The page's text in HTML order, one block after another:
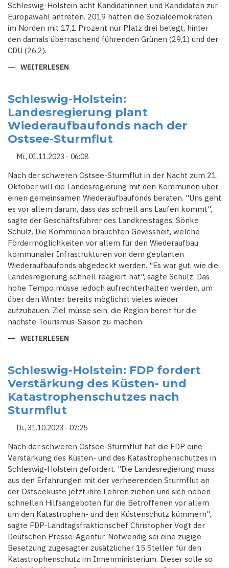
Schleswig-Holstein acht Kandidatinnen und Kandidaten zur
Europawahl antreten. 2019 hatten die Sozialdemokraten
im Norden mit 17,1 Prozent nur Platz drei belegt, hinter
den damals überraschend führenden Grünen (29,1) und der
CDU (26,2).
WEITERLESEN
PARTEITAG
MIT
BLICK
AUF
DIE
EUROPAWAHL
STARTET
MIT
PROMINENTEN
GAST
Schleswig-Holstein:
Landesregierung plant
Wiederaufbaufonds nach der
Ostsee-Sturmflut
Mi., 01.11.2023 - 06:08
Nach der schweren Ostsee-Sturmflut in der Nacht zum 21.
Oktober will die Landesregierung mit den Kommunen über
einen gemeinsamen Wiederaufbaufonds beraten. "Uns geht
es vor allem darum, dass das schnell ans Laufen kommt",
sagte der Geschäftsführer des Landkreistages, Sönke
Schulz. Die Kommunen brauchten Gewissheit, welche
Fördermöglichkeiten vor allem für den Wiederaufbau
kommunaler Infrastrukturen von dem geplanten
Wiederaufbaufonds abgedeckt werden. "Es war gut, wie die
Landesregierung schnell reagiert hat", sagte Schulz. Das
hohe Tempo müsse jedoch aufrechterhalten werden, um
über den Winter bereits möglichst vieles wieder
aufzubauen. Ziel müsse sein, die Region bereit für die
nächste Tourismus-Saison zu machen.
WEITERLESEN
PLANT
WIEDERAUFBAUFONDS
NACH
DER
OSTSEE-
STURMFLUT
Schleswig-Holstein: FDP fordert
Verstärkung des Küsten- und
Katastrophenschutzes nach
Sturmflut
Di., 31.10.2023 - 07:25
Nach der schweren Ostsee-Sturmflut hat die FDP eine
Verstärkung des Küsten- und des Katastrophenschutzes in
Schleswig-Holstein gefordert. "Die Landesregierung muss
aus den Erfahrungen mit der verheerenden Sturmflut an
der Ostseeküste jetzt ihre Lehren ziehen und sich neben
schnellen Hilfsangeboten für die Betroffenen vor allem
um den Katastrophen- und den Küstenschutz kümmern",
sagte FDP-Landtagsfraktionschef Christopher Vogt der
Deutschen Presse-Agentur. Notwendig sei eine zügige
Besetzung zugesagter zusätzlicher 15 Stellen für den
Katastrophenschutz im Innenministerium. Dieser solle so